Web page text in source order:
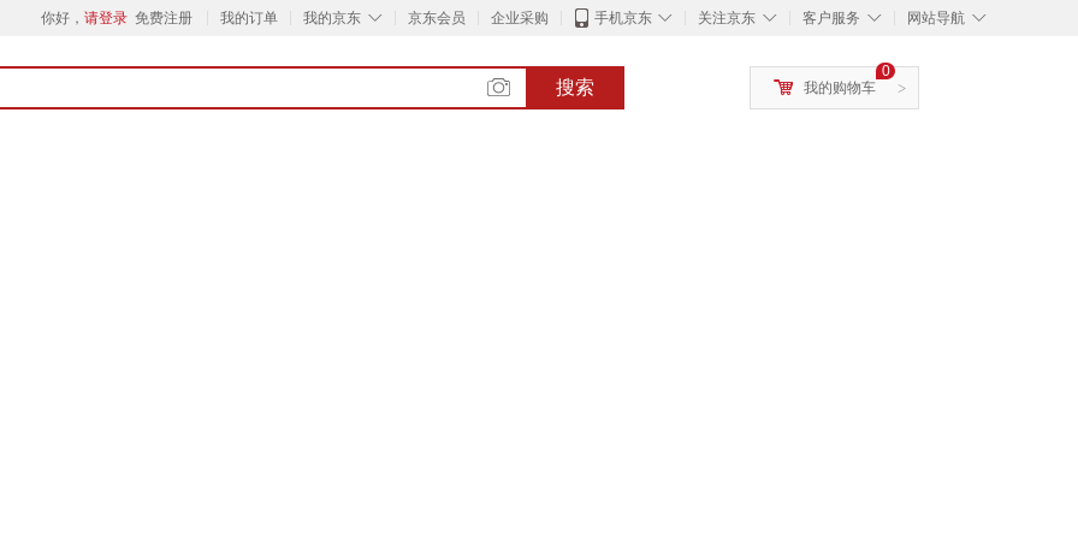
你好， 请登录 免费注册 我的订单 ◇
我的京东 京东会员 企业采购 ◇
手机京东 ◇
关注京东 ◇
客户服务 ◇
网站导航
搜索 >
0
我的购物车